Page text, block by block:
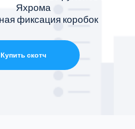
Яхрома
фиксация коробок
Купить скотч